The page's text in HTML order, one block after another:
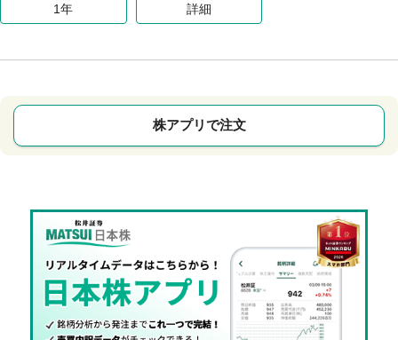
1年 詳細
株アプリで注文